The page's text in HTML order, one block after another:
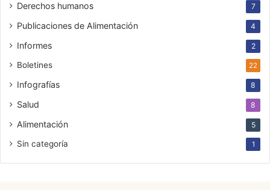
Derechos humanos 7
Publicaciones de Alimentación 4
Informes 2
Boletines 22
Infografías 8
Salud 8
Alimentación 5
Sin categoría 1